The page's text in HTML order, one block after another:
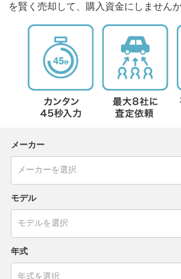
を賢く売却して、購入資金にしません
メーカー
モデル
年式